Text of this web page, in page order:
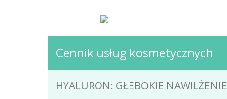
Cennik usług kosmetycznych
HYALURON: GŁEBOKIE NAWILŻENIE